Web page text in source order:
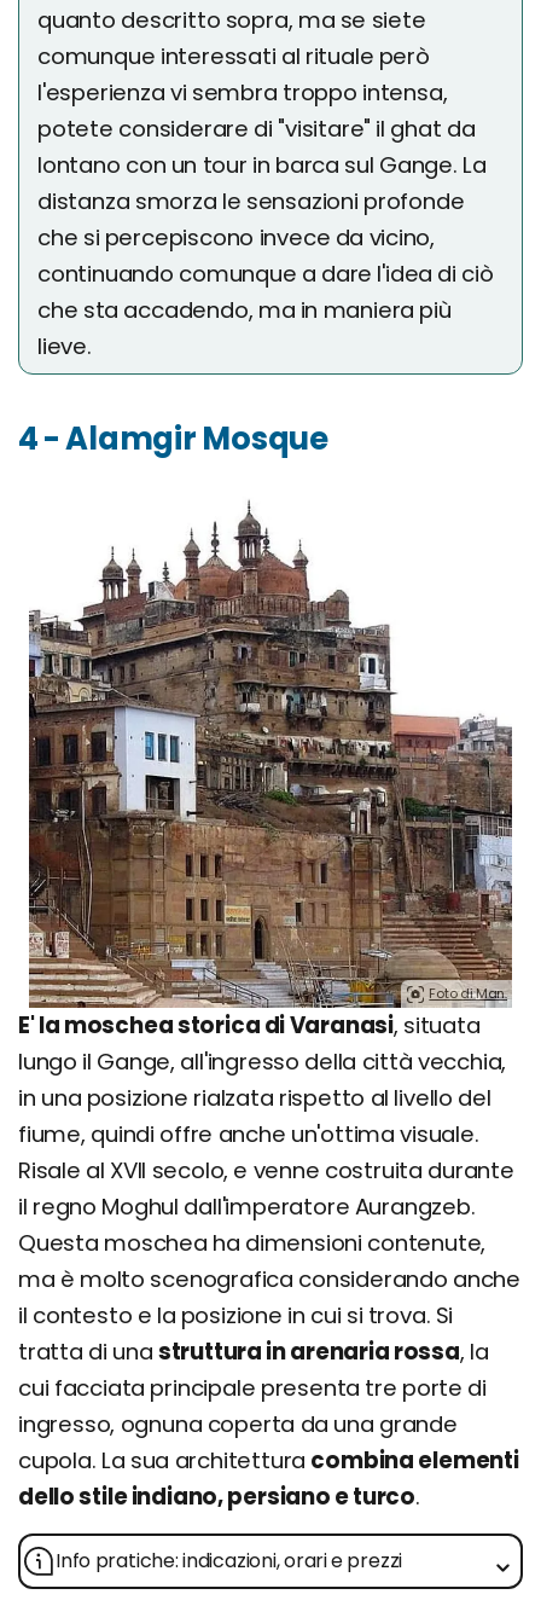
quanto descritto sopra, ma se siete
comunque interessati al rituale però
l'esperienza vi sembra troppo intensa,
potete considerare di "visitare" il ghat da
lontano con un tour in barca sul Gange. La
distanza smorza le sensazioni profonde
che si percepiscono invece da vicino,
continuando comunque a dare l'idea di ciò
che sta accadendo, ma in maniera più
lieve.
4 - Alamgir Mosque
Foto di Man.
E' la moschea storica di Varanasi, situata
lungo il Gange, all'ingresso della città vecchia,
in una posizione rialzata rispetto al livello del
fiume, quindi offre anche un'ottima visuale.
Risale al XVII secolo, e venne costruita durante
il regno Moghul dall'imperatore Aurangzeb.
Questa moschea ha dimensioni contenute,
ma è molto scenografica considerando anche
il contesto e la posizione in cui si trova. Si
tratta di una struttura in arenaria rossa, la
cui facciata principale presenta tre porte di
ingresso, ognuna coperta da una grande
cupola. La sua architettura combina elementi
dello stile indiano, persiano e turco.
Info pratiche: indicazioni, orari e prezzi